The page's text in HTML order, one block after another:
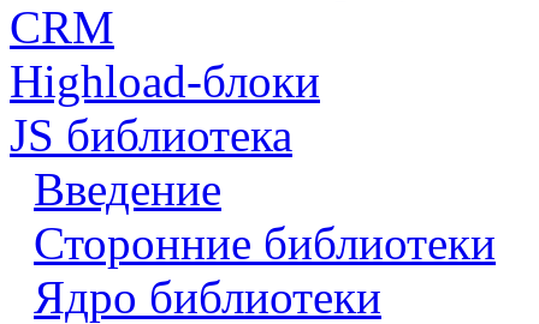
CRM
Highload-блоки
JS библиотека
Введение
Сторонние библиотеки
Ядро библиотеки